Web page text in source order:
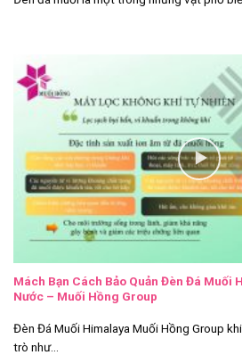
Mách Bạn Cách Bảo Quản Đèn Đá Muối
Nước – Muối Hồng Group
Đèn Đá Muối Himalaya Muối Hồng Group
trò như...